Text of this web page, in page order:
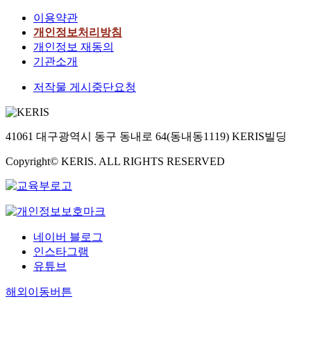
이용약관
개인정보처리방침
개인정보 재동의
기관소개
저작물 게시중단요청
41061 대구광역시 동구 동내로 64(동내동1119) KERIS빌딩
Copyright© KERIS. ALL RIGHTS RESERVED
네이버 블로그
인스타그램
유튜브
해외이동버튼